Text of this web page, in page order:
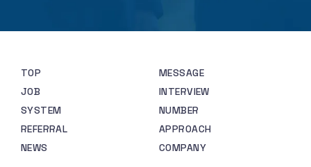
TOP
MESSAGE
JOB
INTERVIEW
SYSTEM
NUMBER
REFERRAL
APPROACH
NEWS
COMPANY